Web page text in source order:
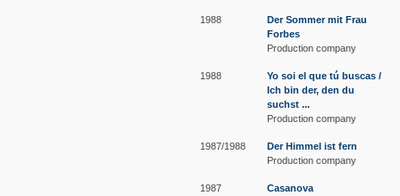
1988
Der Sommer mit Frau
Forbes
Production company
1988
Yo soi el que tú buscas /
Ich bin der, den du
suchst ...
Production company
1987/1988
Der Himmel ist fern
Production company
1987
Casanova